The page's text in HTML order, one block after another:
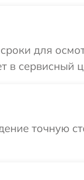
для
в сервисный
точную